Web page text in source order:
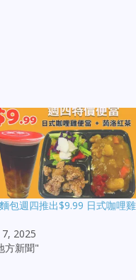
包週四推出$9.99 日式咖哩雞
2025
方新聞"